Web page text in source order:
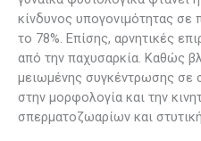
κίνδυνος υπογονιμότητας σε
το 78%. Επίσης, αρνητικές
από την παχυσαρκία. Καθώς
μειωμένης συγκέντρωσης σε
στην μορφολογία και την
σπερματοζωαρίων και